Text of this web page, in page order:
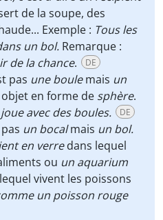
de la soupe, des
Exemple : Tous les
un bol. Remarque :
de la chance. DE
pas une boulemais un
en forme de sphère.
avec des boules. DE
un bocalmais un bol.
en verredans lequel
ou un aquarium
vivent les poissons
un poisson rouge